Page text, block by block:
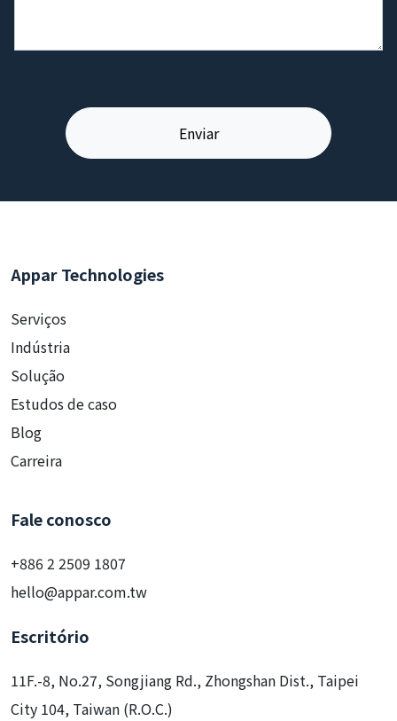
Appar Technologies
Serviços
Indústria
Solução
Estudos de caso
Blog
Carreira
Fale conosco
+886 2 2509 1807
hello@appar.com.tw
Escritório
11F.-8, No.27, Songjiang Rd., Zhongshan Dist., Taipei
City 104, Taiwan (R.O.C.)